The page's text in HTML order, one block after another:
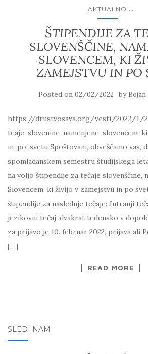
AKTUALNO ...
ŠTIPENDIJE ZA
SLOVENŠČINE,
SLOVENCEM, KI
ZAMEJSTVU IN PO
Posted on 02/02/2022 by
https://drustvosava.org/vesti/2022/1/
teaje-slovenine-namenjene-slovencem-
in-po-svetu Spoštovani, obveščamo vas,
spomladanskem semestru študijskega
na voljo štipendije za tečaje slovenščine,
Slovencem, ki živijo v zamejstvu in po
štipendije za naslednje tečaje: Jutranji
jezikovni tečaj: dvakrat tedensko v
za prijavo je 10. februar 2022, prijava ali
[…]
READ MORE
SLEDI NAM